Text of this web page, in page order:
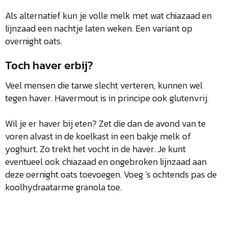
Als alternatief kun je volle melk met wat chiazaad en
lijnzaad een nachtje laten weken. Een variant op
overnight oats.
Toch haver erbij?
Veel mensen die tarwe slecht verteren, kunnen wel
tegen haver. Havermout is in principe ook glutenvrij.
Wil je er haver bij eten? Zet die dan de avond van te
voren alvast in de koelkast in een bakje melk of
yoghurt. Zo trekt het vocht in de haver. Je kunt
eventueel ook chiazaad en ongebroken lijnzaad aan
deze oernight oats toevoegen. Voeg ’s ochtends pas de
koolhydraatarme granola toe.